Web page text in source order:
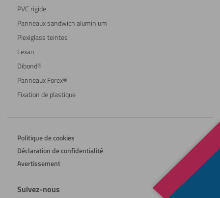
PVC rigide
Panneaux sandwich aluminium
Plexiglass teintes
Lexan
Dibond®
Panneaux Forex®
Fixation de plastique
Politique de cookies
Déclaration de confidentialité
Avertissement
Suivez-nous